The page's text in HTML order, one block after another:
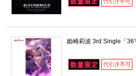
姫崎莉波 3rd Single「